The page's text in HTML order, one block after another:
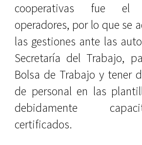
cooperativas fue
operadores, por lo que se
las gestiones ante las
Secretaría del Trabajo,
Bolsa de Trabajo y tener
de personal en las
debidamente
certificados.